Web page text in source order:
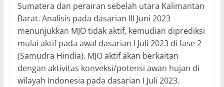
Sumatera dan perairan sebelah utara Kalimantan
Barat. Analisis pada dasarian III Juni 2023
menunjukkan MJO tidak aktif, kemudian diprediksi
mulai aktif pada awal dasarian I Juli 2023 di fase 2
(Samudra Hindia). MJO aktif akan berkaitan
dengan aktivitas konveksi/potensi awan hujan di
wilayah Indonesia pada dasarian I Juli 2023.